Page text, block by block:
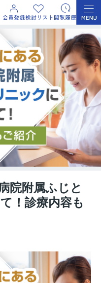
院附属ふじと
！診療内容も